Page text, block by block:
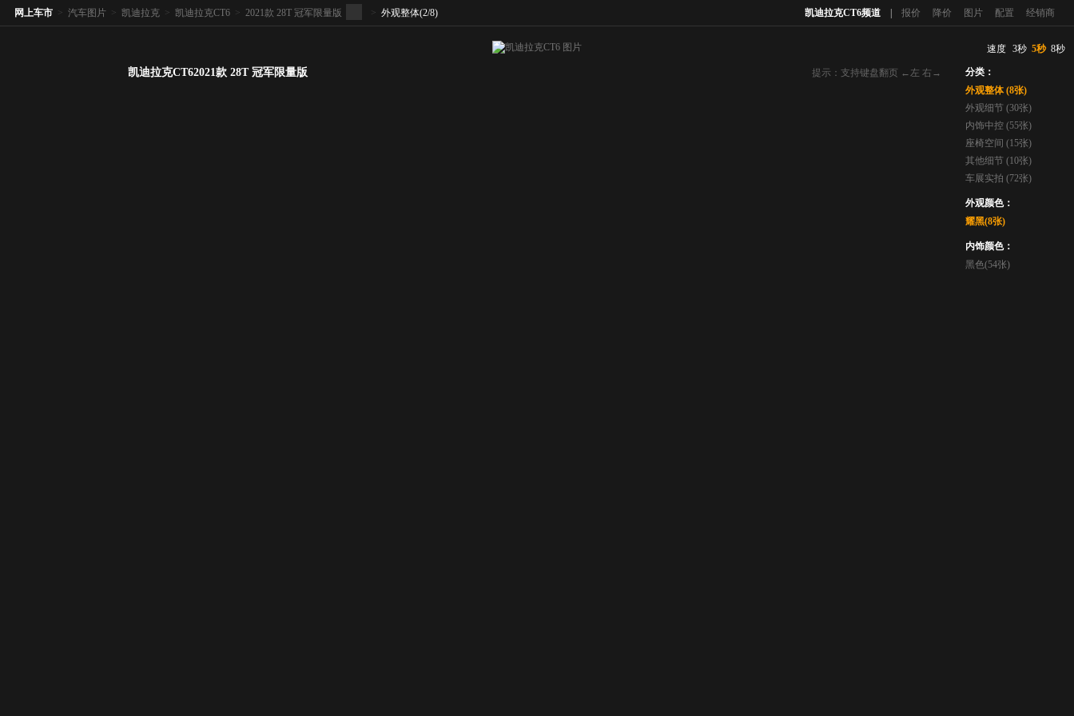
凯迪拉克CT6频道 报价 降价 图片 配置 经销商
网上车市 > 汽车图片 > 凯迪拉克 > 凯迪拉克CT6 > 2021款 28T 冠军限量版 > 外观整体(2/8)
提示：支持键盘翻页 ←左 右→
凯迪拉克CT62021款 28T 冠军限量版
速度 3秒 5秒 8秒
分类：
外观整体 (8张)
外观细节 (30张)
内饰中控 (55张)
座椅空间 (15张)
其他细节 (10张)
车展实拍 (72张)
外观颜色：
耀黑(8张)
内饰颜色：
黑色(54张)